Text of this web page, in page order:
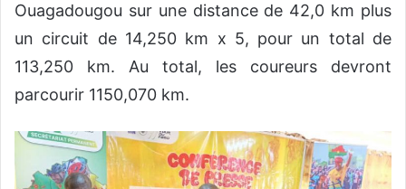
Ouagadougou sur une distance de 42,0 km plus
un circuit de 14,250 km x 5, pour un total de
113,250 km. Au total, les coureurs devront
parcourir 1150,070 km.